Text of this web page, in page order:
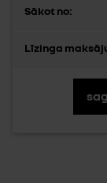
Sākot no:
Līzinga